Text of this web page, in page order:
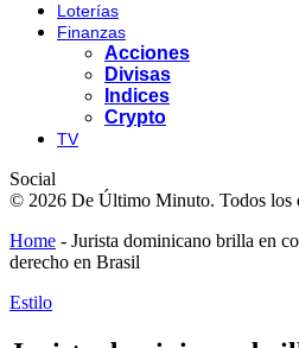
Loterías
Finanzas
Acciones
Divisas
Indices
Crypto
TV
Social
© 2026 De Último Minuto. Todos los
Home - Jurista dominicano brilla en
derecho en Brasil
Estilo